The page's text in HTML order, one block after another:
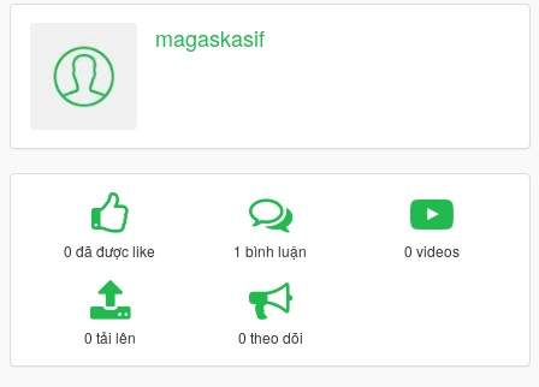
magaskasif
0 đã được like 1 bình luận 0 videos
0 tải lên 0 theo dõi